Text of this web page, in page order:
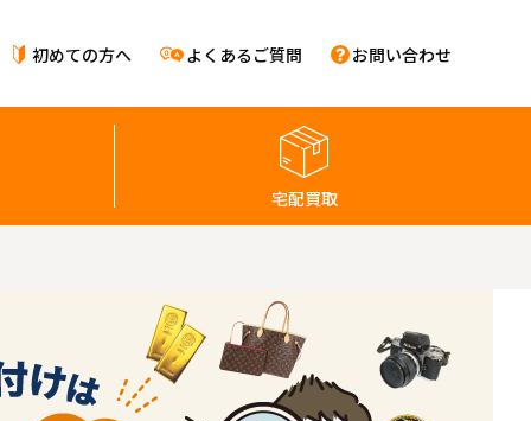
初めての方へ よくあるご質問 お問い合わせ
宅配買取